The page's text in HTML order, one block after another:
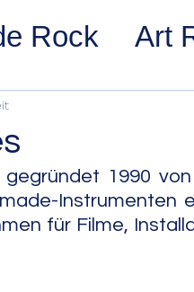
Rock Art
Noise Rock
Stoner Rock
gegründet 1990
Instrumenten
für Filme,